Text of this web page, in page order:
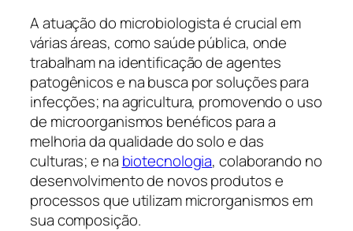
A atuação do microbiologista é crucial em
várias áreas, como saúde pública, onde
trabalham na identificação de agentes
patogênicos e na busca por soluções para
infecções; na agricultura, promovendo o uso
de microorganismos benéficos para a
melhoria da qualidade do solo e das
culturas; e na biotecnologia, colaborando no
desenvolvimento de novos produtos e
processos que utilizam microrganismos em
sua composição.